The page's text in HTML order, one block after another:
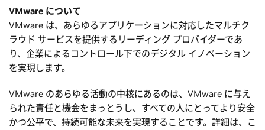
VMware について
VMware は、あらゆるアプリケーションに対応したマルチク
ラウド サービスを提供するリーディング プロバイダーであ
り、企業によるコントロール下でのデジタル イノベーション
を実現します。
VMware のあらゆる活動の中核にあるのは、VMware に与え
られた責任と機会をまっとうし、すべての人にとってより安全
かつ公平で、持続可能な未来を実現することです。詳細は、こ